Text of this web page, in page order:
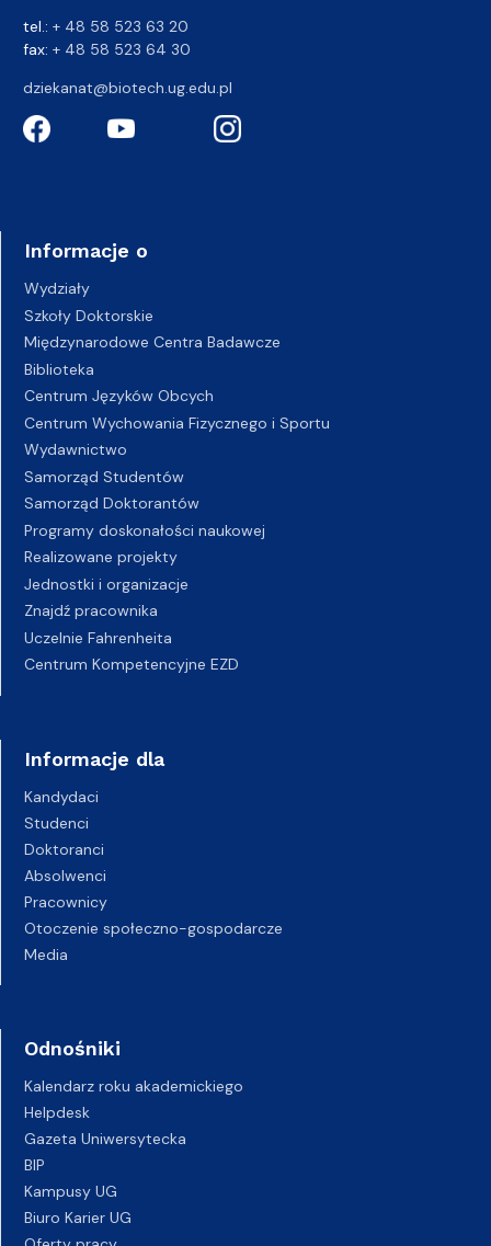
tel.: + 48 58 523 63 20
fax: + 48 58 523 64 30
dziekanat@biotech.ug.edu.pl
Informacje o
Wydziały
Szkoły Doktorskie
Międzynarodowe Centra Badawcze
Biblioteka
Centrum Języków Obcych
Centrum Wychowania Fizycznego i Sportu
Wydawnictwo
Samorząd Studentów
Samorząd Doktorantów
Programy doskonałości naukowej
Realizowane projekty
Jednostki i organizacje
Znajdź pracownika
Uczelnie Fahrenheita
Centrum Kompetencyjne EZD
Informacje dla
Kandydaci
Studenci
Doktoranci
Absolwenci
Pracownicy
Otoczenie społeczno-gospodarcze
Media
Odnośniki
Kalendarz roku akademickiego
Helpdesk
Gazeta Uniwersytecka
BIP
Kampusy UG
Biuro Karier UG